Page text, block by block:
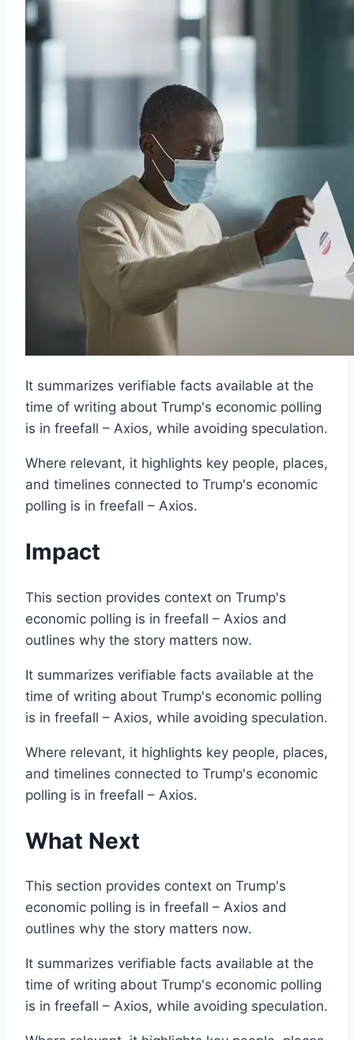
It summarizes verifiable facts available at the
time of writing about Trump's economic polling
is in freefall – Axios, while avoiding speculation.
Where relevant, it highlights key people, places,
and timelines connected to Trump's economic
polling is in freefall – Axios.
Impact
This section provides context on Trump's
economic polling is in freefall – Axios and
outlines why the story matters now.
It summarizes verifiable facts available at the
time of writing about Trump's economic polling
is in freefall – Axios, while avoiding speculation.
Where relevant, it highlights key people, places,
and timelines connected to Trump's economic
polling is in freefall – Axios.
What Next
This section provides context on Trump's
economic polling is in freefall – Axios and
outlines why the story matters now.
It summarizes verifiable facts available at the
time of writing about Trump's economic polling
is in freefall – Axios, while avoiding speculation.